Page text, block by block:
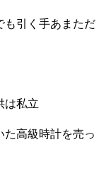
も引く手あまただ
は私立
た高級時計を売っ